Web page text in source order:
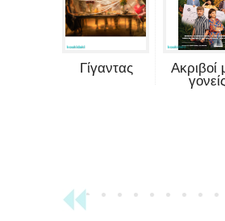
Γίγαντας
Ακριβοί